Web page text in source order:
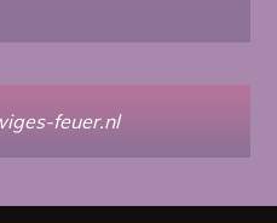
feuer.nl